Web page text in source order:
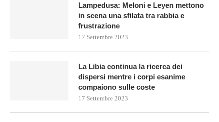
Lampedusa: Meloni e Leyen mettono
in scena una sfilata tra rabbia e
frustrazione
17 Settembre 2023
La Libia continua la ricerca dei
dispersi mentre i corpi esanime
compaiono sulle coste
17 Settembre 2023